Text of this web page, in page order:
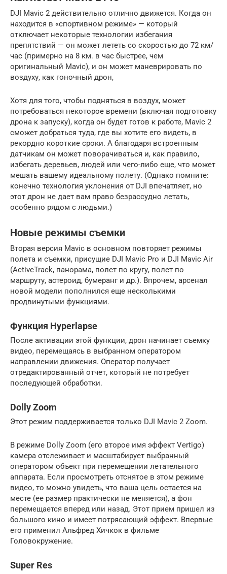
DJI Mavic 2 действительно отлично движется. Когда он
находится в «спортивном режиме» — который
отключает некоторые технологии избегания
препятствий — он может лететь со скоростью до 72 км/
час (примерно на 8 км. в час быстрее, чем
оригинальный Mavic), и он может маневрировать по
воздуху, как гоночный дрон,
Хотя для того, чтобы подняться в воздух, может
потребоваться некоторое времени (включая подготовку
дрона к запуску), когда он будет готов к работе, Mavic 2
сможет добраться туда, где вы хотите его видеть, в
рекордно короткие сроки. А благодаря встроенным
датчикам он может поворачиваться и, как правило,
избегать деревьев, людей или чего-либо еще, что может
мешать вашему идеальному полету. (Однако помните:
конечно технология уклонения от DJI впечатляет, но
этот дрон не дает вам право безрассудно летать,
особенно рядом с людьми.)
Новые режимы съемки
Вторая версия Mavic в основном повторяет режимы
полета и съемки, присущие DJI Mavic Pro и DJI Mavic Air
(ActiveTrack, панорама, полет по кругу, полет по
маршруту, астероид, бумеранг и др.). Впрочем, арсенал
новой модели пополнился еще несколькими
продвинутыми функциями.
Функция Hyperlapse
После активации этой функции, дрон начинает съемку
видео, перемещаясь в выбранном оператором
направлении движения. Оператор получает
отредактированный отчет, который не потребует
последующей обработки.
Dolly Zoom
Этот режим поддерживается только DJI Mavic 2 Zoom.
В режиме Dolly Zoom (его второе имя эффект Vertigo)
камера отслеживает и масштабирует выбранный
оператором объект при перемещении летательного
аппарата. Если просмотреть отснятое в этом режиме
видео, то можно увидеть, что ваша цель остается на
месте (ее размер практически не меняется), а фон
перемещается вперед или назад. Этот прием пришел из
большого кино и имеет потрясающий эффект. Впервые
его применил Альфред Хичкок в фильме
Головокружение.
Super Res